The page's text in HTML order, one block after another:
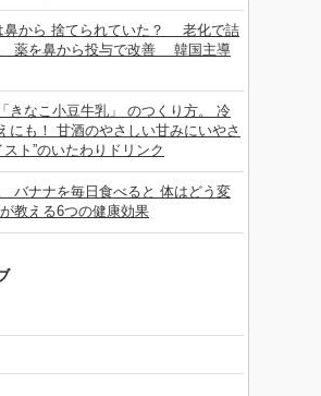
鼻から 捨てられていた？ 老化で詰
薬を鼻から投与で改善 韓国主導
きなこ小豆牛乳」 のつくり方。 冷
にも！ 甘酒のやさしい甘みにいやさ
スト”のいたわりドリンク
バナナを毎日食べると 体はどう変
教える6つの健康効果